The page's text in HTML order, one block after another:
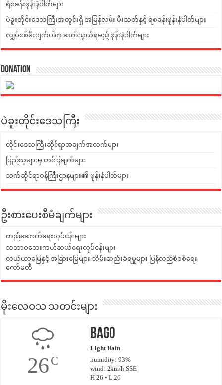
ရဲစခန်းဖုန်းနံပါတ်များ
ပဲခူးတိုင်းဒေသကြီးအတွင်းရှိ အမြန်လမ်း မီးသတ်နှင့် ရဲစခန်းဖုန်းနံပါတ်များ
လျှပ်စစ်မီးပျက်ပါက ဆက်သွယ်ရမည့် ဖုန်းနံပါတ်များ
Donation
ပဲခူးတိုင်းဒေသကြီး
တိုင်းဒေသကြီးဆိုင်ရာအချက်အလက်များ
ပြည်သူများမှ တင်ပြချက်များ
သက်ဆိုင်ရာဝန်ကြီးဌာနများ၏ ဖုန်းနံပါတ်များ
ဦးစားပေးစီမံချက်များ
တည်ဆောက်ရေးလုပ်ငန်းများ
သဘာဝဘေးကယ်ဆယ်ရေးလုပ်ငန်းများ
လယ်ယာမြေနှင့် အခြားမြေများ သိမ်းဆည်းခံရမှုများ ပြန်လည်စီစစ်ရေး
ကော်မတီ
မိုးလေဝသ သတင်းများ
26C
Bago
Light Rain
humidity: 93%
wind: 2km/h SSE
H 26 • L 26